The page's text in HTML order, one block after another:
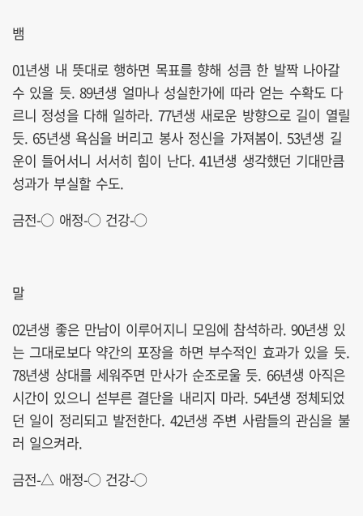
뱀
01년생 내 뜻대로 행하면 목표를 향해 성큼 한 발짝 나아갈
수 있을 듯. 89년생 얼마나 성실한가에 따라 얻는 수확도 다
르니 정성을 다해 일하라. 77년생 새로운 방향으로 길이 열릴
듯. 65년생 욕심을 버리고 봉사 정신을 가져봄이. 53년생 길
운이 들어서니 서서히 힘이 난다. 41년생 생각했던 기대만큼
성과가 부실할 수도.
금전-○ 애정-○ 건강-○
말
02년생 좋은 만남이 이루어지니 모임에 참석하라. 90년생 있
는 그대로보다 약간의 포장을 하면 부수적인 효과가 있을 듯.
78년생 상대를 세워주면 만사가 순조로울 듯. 66년생 아직은
시간이 있으니 섣부른 결단을 내리지 마라. 54년생 정체되었
던 일이 정리되고 발전한다. 42년생 주변 사람들의 관심을 불
러 일으켜라.
금전-△ 애정-○ 건강-○